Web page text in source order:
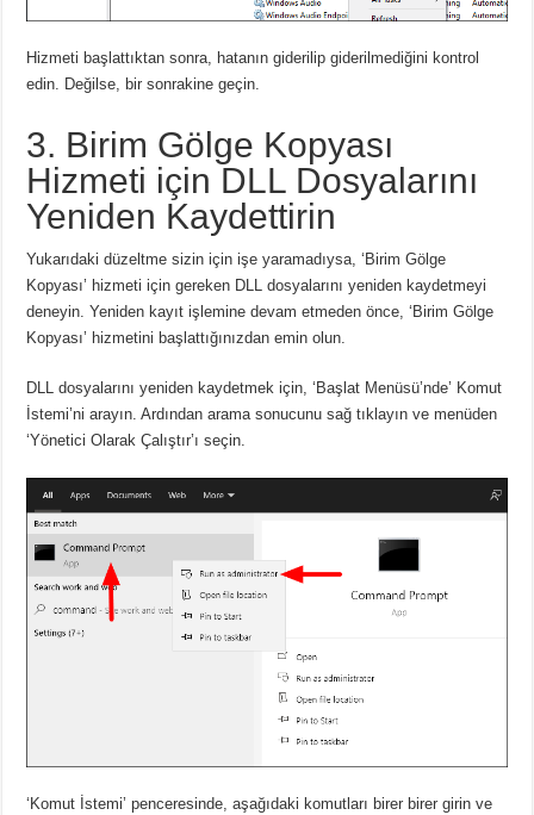
Hizmeti başlattıktan sonra, hatanın giderilip giderilmediğini kontrol
edin. Değilse, bir sonrakine geçin.
3. Birim Gölge Kopyası
Hizmeti için DLL Dosyalarını
Yeniden Kaydettirin
Yukarıdaki düzeltme sizin için işe yaramadıysa, ‘Birim Gölge
Kopyası’ hizmeti için gereken DLL dosyalarını yeniden kaydetmeyi
deneyin. Yeniden kayıt işlemine devam etmeden önce, ‘Birim Gölge
Kopyası’ hizmetini başlattığınızdan emin olun.
DLL dosyalarını yeniden kaydetmek için, ‘Başlat Menüsü’nde’ Komut
İstemi’ni arayın. Ardından arama sonucunu sağ tıklayın ve menüden
‘Yönetici Olarak Çalıştır’ı seçin.
‘Komut İstemi’ penceresinde, aşağıdaki komutları birer birer girin ve